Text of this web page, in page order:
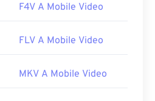
F4V A Mobile Video
FLV A Mobile Video
MKV A Mobile Video